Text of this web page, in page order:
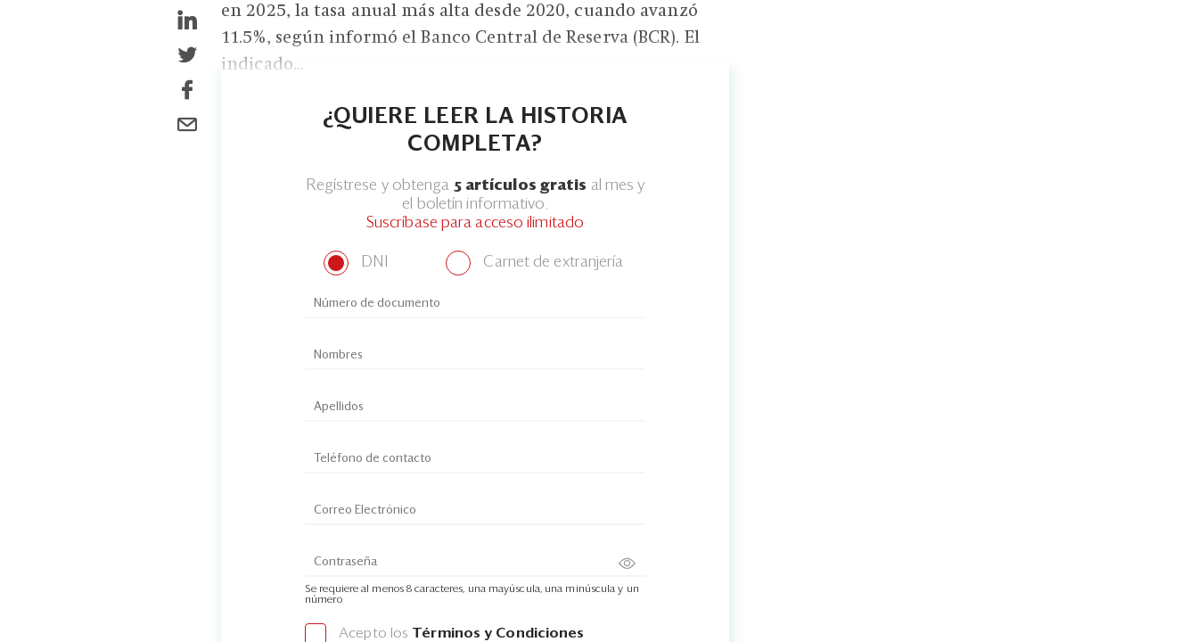
en 2025, la tasa anual más alta desde 2020, cuando avanzó
11.5%, según informó el Banco Central de Reserva (BCR). El
indicado...
¿QUIERE LEER LA HISTORIA
COMPLETA?
Regístrese y obtenga 5 artículos gratis al mes y
el boletín informativo.
Suscríbase para acceso ilimitado
DNI Carnet de extranjería
Se requiere al menos 8 caracteres, una mayúscula, una minúscula y un
número
Acepto los Términos y Condiciones